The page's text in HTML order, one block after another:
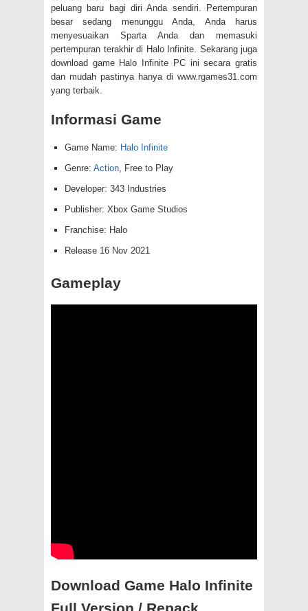
peluang baru bagi diri Anda sendiri. Pertempuran
besar sedang menunggu Anda, Anda harus
menyesuaikan Sparta Anda dan memasuki
pertempuran terakhir di Halo Infinite. Sekarang juga
download game Halo Infinite PC ini secara gratis
dan mudah pastinya hanya di www.rgames31.com
yang terbaik.
Informasi Game
Game Name: Halo Infinite
Genre: Action , Free to Play
Developer: 343 Industries
Publisher: Xbox Game Studios
Franchise: Halo
Release 16 Nov 2021
Gameplay
Download Game Halo Infinite
Full Version / Repack